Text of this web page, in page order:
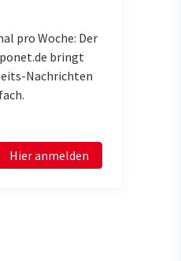
pro Woche: Der
bringt
Nachrichten
Hier anmelden